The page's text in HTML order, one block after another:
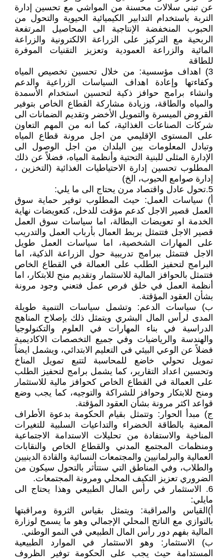
عن تبني سلالات محسنة من المواشي مع تحسين إدارة
التربة باستخدام التدابير الكيميائية الحيوية والتحول من
الحبوب المنخفضة الإنتاجية الى المحاصيل المرتفعة
الربحية مع التركيز على الزراعة الالكترونية والزراعة
المائية والزراعة العمودية وتعزيز التقنيات الموفرة
للطاقة
3) اهداف مؤسسية: من خلال تحسين تخصيص المياه
وكفاءتها وإعادة اهداف السياسات الزراعية والدعم
وانشاء برامج حوافز ذكية لتحسين استخدام الأسمدة
والمياه والطاقة، وزيادة مشاركة القطاع الخاص بتوفير
القروض الميسرة والتمويل الأخضر وتقديم الضمانات الى
شركات الصناعات الغذائية، كما انه من المهم التعاون
على المستوى الإقليمي من اجل مرونة قطاع المياه
وتبادل المعلومات بين البلدان من اجل الوصول الى
الإدارة المثلى للبنية التحتية وأنظمة المياه، فضلاً عن ذلك
المطلوب تحسين إدارة الاحتياطيات الغذائية (التخزين ،
إدارة صوامع الحبوب، الخ)
5.تحول عادل واقتصاد مرن يحتاج الى ما يلي:
أ) سياسات العمل: حيث المطلوب توفير حماية سوق
العمل قصير الاجل كدعم مؤقت للدخل، كتعويضات نهاية
الخدمة او تعويضات البطالة، اما سياسات سوق العمل
قصير الاجل فتتمثل بربط العمال بأرباب العمل والتدريب
على المهارات الشخصية، اما سياسات العمل طويل
الاجل فتتمثل ببرامج تدريبية حول الزراعة الذكية، اما
البرامج لتحفيز الطلب على العمالة في القطاع الخاص
فتتمثل بالحوافز المالية للاستثمار وتقديم منح للابتكار، اما
أنظمة العمل في خلق فرص عمل فتعني وجود مرونة
بشأن العقود المؤقتة.
ب) سياسات الدعم: وتشمل سياسات التنمية طويلة
المدى لرأس المال البشري ويتمثل ذلك بإصلاح المناهج
الدراسية في بناء المهارات في العلوم والتكنولوجيا
والهندسة والرياضيات وفي جميع التخصصات الاكاديمية
فضلاً عن الوعي البيئي في التعليم الابتدائي، ويشمل ايضاً
تمويل تحولي خاضع للمحاسبة لتتبع تمويل المناخ
وتحسين اعداد التقارير، كما يشمل برامج لتحفيز الطلب
على العمالة في القطاع الخاص كحوافز مالية للاستثمار
ومنح للابتكار وحوافز للشراكة والتوجيه، كما يجب وضع
قواعد اكثر مرونة بشأن العقود المؤقتة.
ج) مبدأ الحوار: وتتمثل بقيام الحكومة بدعوة الأطراف
المعنية بالطاقة الخضراء والتداعيات السلبية للتغيرات
المناخية والاستفادة من تحليلات الاستدامة الاجتماعية
ومنظمات المجتمع المدني والقطاع الخاص والنقابات
العمالية والبرلمانيين والمجتمعات النسائية والقادة الدينيين
والطلاب، وفي المناطق التي ستتأثر بالتحول سيكون من
الضروري تعزيز التكيف المحلي ومرونة المجتمعات.
6. الاستثمار في رأس المال الطبيعي وهذا يحتاج الى
مايلي:
أ)القياس والمراقبة: ويتمثل بقياس الثروة ومراقبتها
بالتوازي مع الناتج المحلي الإجمالي وهو ما يسمح لوزارة
المالية بفهم دور رأس المال الطبيعي في النمو الوطني.
ب) الاستثمار: وهو الاستثمار في الموارد الطبيعية
المستدامة حيث يجب على الحكومة توفير الظروف